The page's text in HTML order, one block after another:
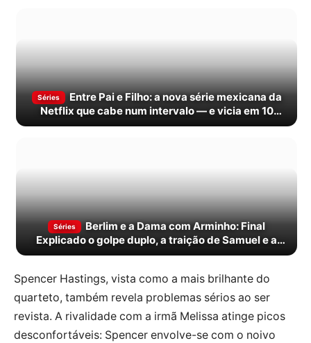
Séries
Entre Pai e Filho: a nova série mexicana da
Netflix que cabe num intervalo — e vicia em 10
minutos
Séries
Berlim e a Dama com Arminho: Final
Explicado o golpe duplo, a traição de Samuel e a
morte de Cameron
Spencer Hastings, vista como a mais brilhante do
quarteto, também revela problemas sérios ao ser
revista. A rivalidade com a irmã Melissa atinge picos
desconfortáveis: Spencer envolve-se com o noivo